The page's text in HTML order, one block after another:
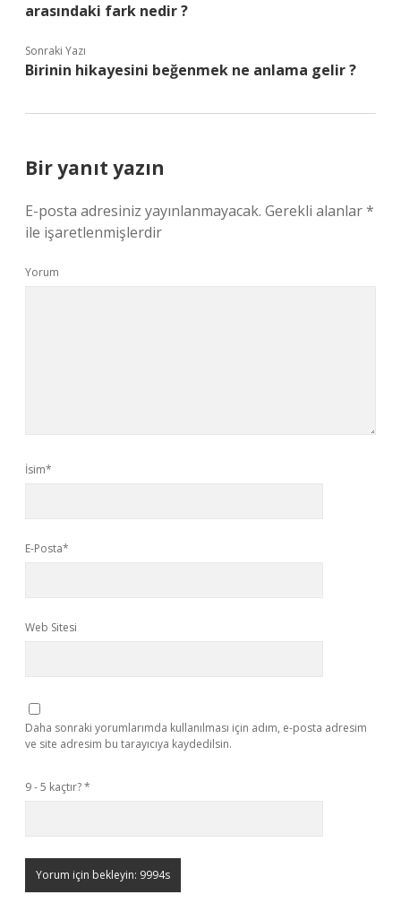
arasındaki fark nedir ?
Sonraki Yazı
Birinin hikayesini beğenmek ne anlama gelir ?
Bir yanıt yazın
E-posta adresiniz yayınlanmayacak. Gerekli alanlar*
ile işaretlenmişlerdir
Yorum
İsim*
E-Posta*
Web Sitesi
Daha sonraki yorumlarımda kullanılması için adım, e-posta adresim
ve site adresim bu tarayıcıya kaydedilsin.
9 - 5 kaçtır?*